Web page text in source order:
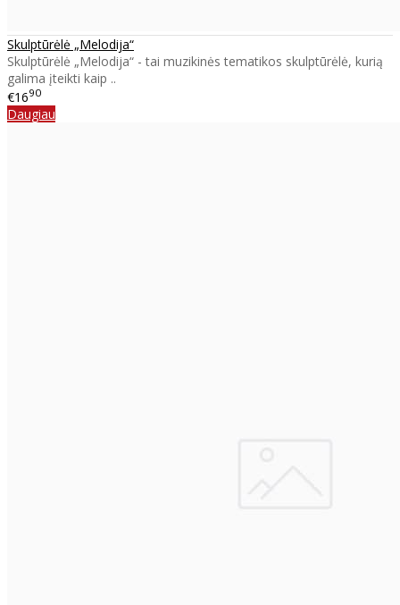
Skulptūrėlė „Melodija“
Skulptūrėlė „Melodija“ - tai muzikinės tematikos skulptūrėlė, kurią
galima įteikti kaip ..
€1690
Daugiau